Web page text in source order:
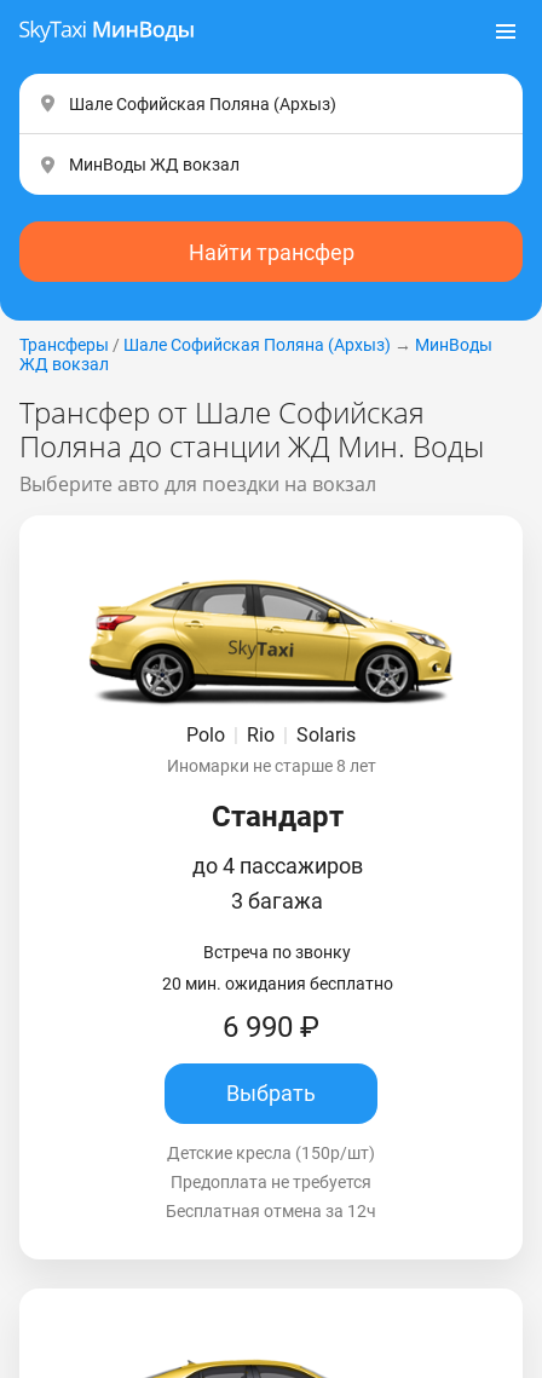
Найти трансфер
Трансферы / Шале Софийская Поляна (Apxыз) → МинВоды
ЖД вокзал
Трансфер от Шале Софийская
Поляна до станции ЖД Мин. Воды
Выберите авто для поездки на вокзал
Polo | Rio | Solaris
Иномарки не старше 8 лет
Стандарт
до 4 пассажиров
3 багажа
Встреча по звонку
20 мин. ожидания бесплатно
6 990 ₽
Выбрать
Детские кресла (150р/шт)
Предоплата не требуется
Бесплатная отмена за 12ч